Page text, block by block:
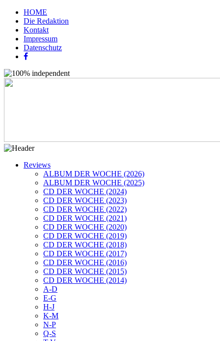
HOME
Die Redaktion
Kontakt
Impressum
Datenschutz
Reviews
ALBUM DER WOCHE (2026)
ALBUM DER WOCHE (2025)
CD DER WOCHE (2024)
CD DER WOCHE (2023)
CD DER WOCHE (2022)
CD DER WOCHE (2021)
CD DER WOCHE (2020)
CD DER WOCHE (2019)
CD DER WOCHE (2018)
CD DER WOCHE (2017)
CD DER WOCHE (2016)
CD DER WOCHE (2015)
CD DER WOCHE (2014)
A-D
E-G
H-J
K-M
N-P
Q-S